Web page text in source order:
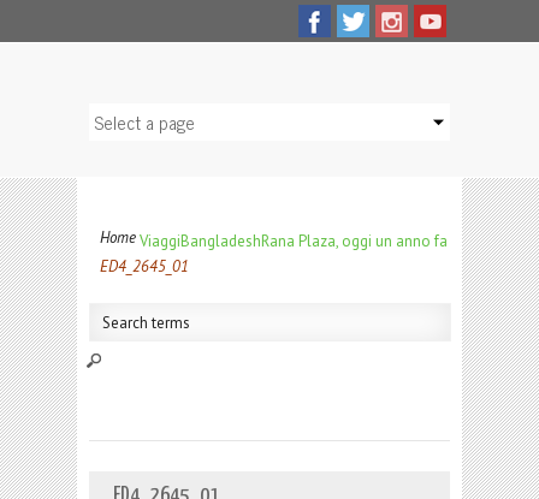
HomeViaggiBangladeshRana Plaza, oggi un anno fa
ED4_2645_01